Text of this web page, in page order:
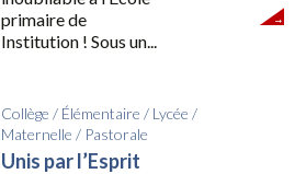
primaire de
Institution ! Sous un...
Collège / Élémentaire / Lycée /
Maternelle / Pastorale
Unis par l’Esprit